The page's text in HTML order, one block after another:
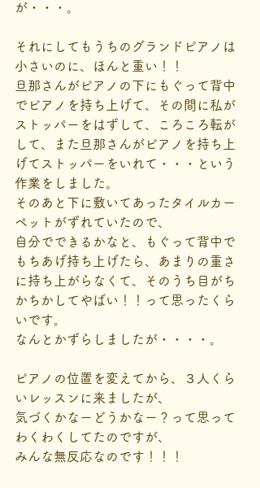
が・・・。
それにしてもうちのグランドピアノは
小さいのに、ほんと重い！！
旦那さんがピアノの下にもぐって背中
でピアノを持ち上げて、その間に私が
ストッパーをはずして、ころころ転が
して、また旦那さんがピアノを持ち上
げてストッパーをいれて・・・という
作業をしました。
そのあと下に敷いてあったタイルカー
ペットがずれていたので、
自分でできるかなと、もぐって背中で
もちあげ持ち上げたら、あまりの重さ
に持ち上がらなくて、そのうち目がち
かちかしてやばい！！って思ったくら
いです。
なんとかずらしましたが・・・・。
ピアノの位置を変えてから、３人くら
いレッスンに来ましたが、
気づくかなーどうかなー？って思って
わくわくしてたのですが、
みんな無反応なのです！！！